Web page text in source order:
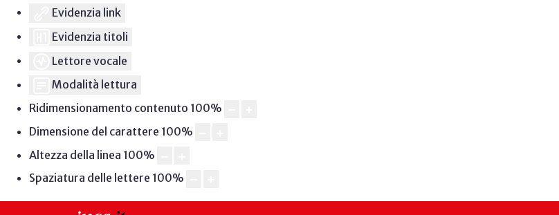
Evidenzia link
Evidenzia titoli
Lettore vocale
Modalità lettura
Ridimensionamento contenuto 100%
Dimensione del carattere 100%
Altezza della linea 100%
Spaziatura delle lettere 100%